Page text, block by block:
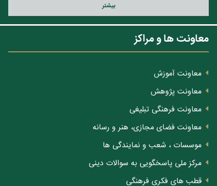
بيشتر
معاونت ها و مراکز
معاونت آموزش
معاونت پژوهش
معاونت فرهنگی تبلیغی
معاونت فضای مجازی، هنر و رسانه
موسسات ، شعب و نمایندگی ها
مرکز ملی پاسخگویی به سوالات دینی
قطب های فکری فرهنگی